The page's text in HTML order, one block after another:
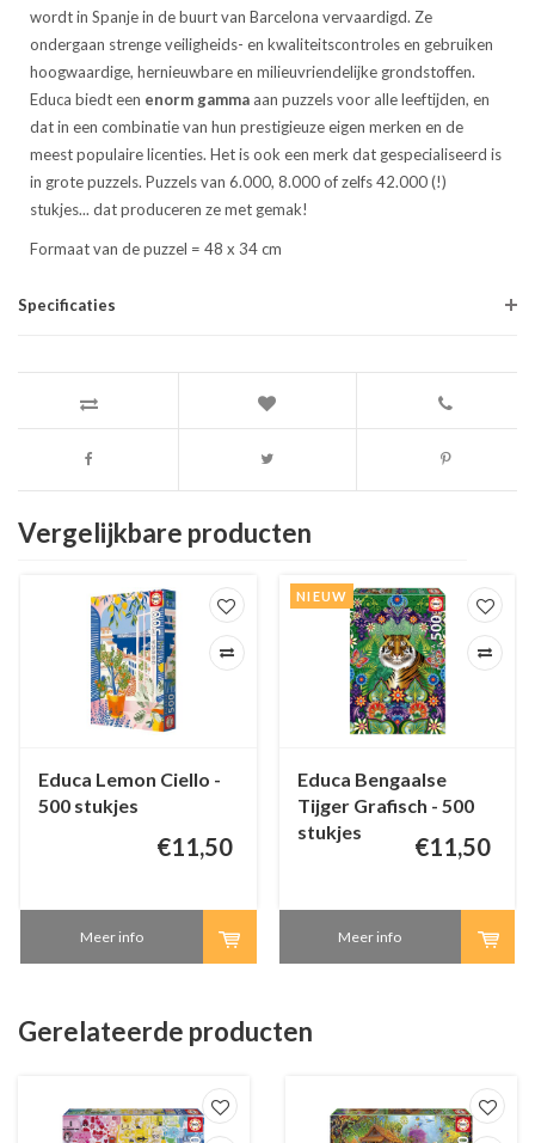
wordt in Spanje in de buurt van Barcelona vervaardigd. Ze
ondergaan strenge veiligheids- en kwaliteitscontroles en gebruiken
hoogwaardige, hernieuwbare en milieuvriendelijke grondstoffen.
Educa biedt een enorm gamma aan puzzels voor alle leeftijden, en
dat in een combinatie van hun prestigieuze eigen merken en de
meest populaire licenties. Het is ook een merk dat gespecialiseerd is
in grote puzzels. Puzzels van 6.000, 8.000 of zelfs 42.000 (!)
stukjes... dat produceren ze met gemak!
Formaat van de puzzel = 48 x 34 cm
Specificaties
Vergelijkbare producten
Educa Lemon Ciello -
500 stukjes
€11,50
Meer info
NIEUW
Educa Bengaalse
Tijger Grafisch - 500
stukjes
€11,50
Meer info
Gerelateerde producten